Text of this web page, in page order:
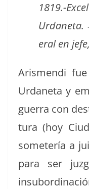
1819.-
Urdane­ta.
er­al en
Aris­men­di
Urdane­ta y
guer­ra con
tu­ra (hoy
some­tería a
para ser